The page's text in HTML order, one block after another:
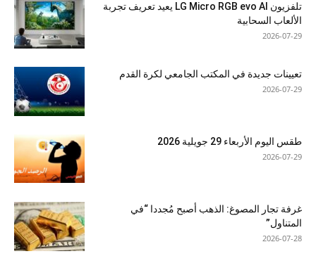
تلفزيون LG Micro RGB evo AI يعيد تعريف تجربة
الألعاب السحابية
2026-07-29
تعيينات جديدة في المكتب الجامعي لكرة القدم
2026-07-29
طقس اليوم الأربعاء 29 جويلية 2026
2026-07-29
غرفة تجار المصوغ: الذهب أصبح مُجددا “في
المتناول”
2026-07-28